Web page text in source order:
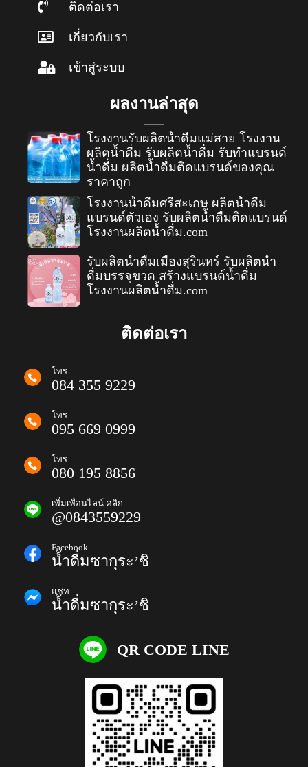
ติดต่อเรา
เกี่ยวกับเรา
เข้าสู่ระบบ
ผลงานล่าสุด
โรงงานรับผลิตน้ำดื่มแม่สาย โรงงาน
ผลิตน้ำดื่ม รับผลิตน้ำดื่ม รับทำแบรนด์
น้ำดื่ม ผลิตน้ำดื่มติดแบรนด์ของคุณ
ราคาถูก
โรงงานน้ำดื่มศรีสะเกษ ผลิตน้ำดื่ม
แบรนด์ตัวเอง รับผลิตน้ำดื่มติดแบรนด์
โรงงานผลิตน้ำดื่ม.com
รับผลิตน้ำดื่มเมืองสุรินทร์ รับผลิตน้ำ
ดื่มบรรจุขวด สร้างแบรนด์น้ำดื่ม
โรงงานผลิตน้ำดื่ม.com
ติดต่อเรา
โทร
084 355 9229
โทร
095 669 0999
โทร
080 195 8856
เพิ่มเพื่อนไลน์ คลิก
@0843559229
Facebook
น้ำดื่มซากุระ’ชิ
แชท
น้ำดื่มซากุระ’ชิ
QR CODE LINE